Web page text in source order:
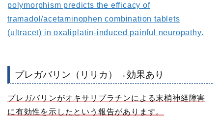
polymorphism predicts the efficacy of
tramadol/acetaminophen combination tablets
(ultracet) in oxaliplatin-induced painful neuropathy.
プレガバリン（リリカ）→効果あり
プレガバリンがオキサリプラチンによる末梢神経障害
に有効性を示したという報告があります。